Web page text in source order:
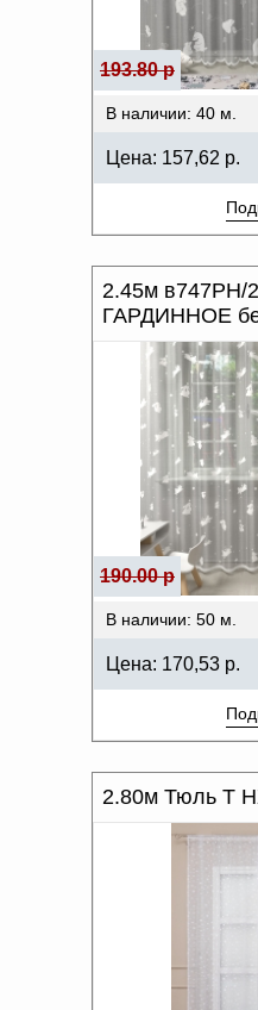
Доверенность на
получение груза
Документы по работе с
персональными данными
Вопросы и ответы
Новости | Статьи
ОТТЕНОК ЦВЕТА
193.80 р
В наличии: 40 м.
Цена: 157,62 р.
2.45м
ГАРДИННОЕ
190.00 р
В наличии: 50 м.
Цена: 170,53 р.
2.80м Тюль T